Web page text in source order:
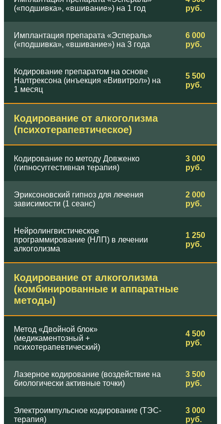
(«подшивка», «вшивание») на 1 год
руб.
Имплантация препарата «Эспераль»
(«подшивка», «вшивание») на 3 года
6 000
руб.
Кодирование препаратом на основе
Налтрексона (инъекция «Вивитрол») на
1 месяц
5 500
руб.
Кодирование от алкоголизма
(психотерапевтическое)
Кодирование по методу Довженко
(гипносуггестивная терапия)
3 000
руб.
Эриксоновский гипноз для лечения
зависимости (1 сеанс)
2 000
руб.
Нейролингвистическое
программирование (НЛП) в лечении
алкоголизма
1 250
руб.
Кодирование от алкоголизма
(комбинированные и аппаратные
методы)
Метод «Двойной блок»
(медикаментозный +
психотерапевтический)
4 500
руб.
Лазерное кодирование (воздействие на
биологически активные точки)
3 500
руб.
Электроимпульсное кодирование (ТЭС-
терапия)
3 000
руб.